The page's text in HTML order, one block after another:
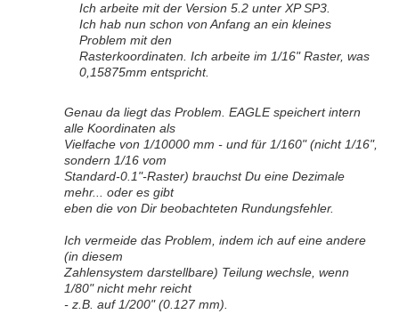
Ich arbeite mit der Version 5.2 unter XP SP3.
Ich hab nun schon von Anfang an ein kleines
Problem mit den
Rasterkoordinaten. Ich arbeite im 1/16" Raster, was
0,15875mm entspricht.
Genau da liegt das Problem. EAGLE speichert intern
alle Koordinaten als
Vielfache von 1/10000 mm - und für 1/160" (nicht 1/16",
sondern 1/16 vom
Standard-0.1"-Raster) brauchst Du eine Dezimale
mehr... oder es gibt
eben die von Dir beobachteten Rundungsfehler.
Ich vermeide das Problem, indem ich auf eine andere
(in diesem
Zahlensystem darstellbare) Teilung wechsle, wenn
1/80" nicht mehr reicht
- z.B. auf 1/200" (0.127 mm).